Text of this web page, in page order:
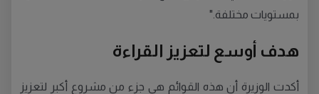
بمستويات مختلفة."
هدف أوسع لتعزيز القراءة
أكدت الوزيرة أن هذه القوائم هي جزء من مشروع أكبر لتعزيز